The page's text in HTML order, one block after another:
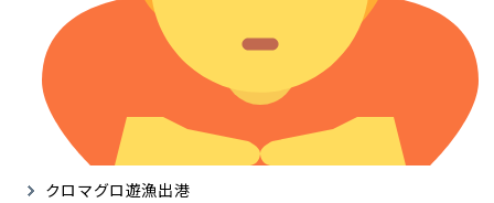
クロマグロ遊漁出港